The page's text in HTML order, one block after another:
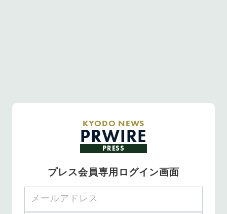
KYODO NEWS
PRWIRE
PRESS
プレス会員専用ログイン画面